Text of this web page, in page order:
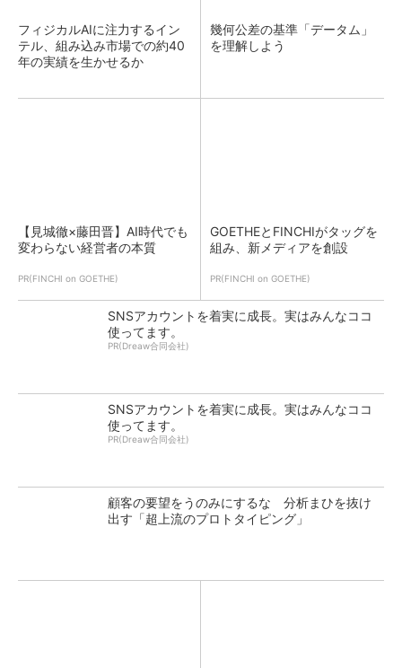
フィジカルAIに注力するイン
テル、組み込み市場での約40
年の実績を生かせるか
幾何公差の基準「データム」
を理解しよう
【見城徹×藤田晋】AI時代でも
変わらない経営者の本質
PR(FINCHI on GOETHE)
GOETHEとFINCHIがタッグを
組み、新メディアを創設
PR(FINCHI on GOETHE)
SNSアカウントを着実に成長。実はみんなココ
使ってます。
PR(Dreaw合同会社)
SNSアカウントを着実に成長。実はみんなココ
使ってます。
PR(Dreaw合同会社)
顧客の要望をうのみにするな 分析まひを抜け
出す「超上流のプロトタイピング」